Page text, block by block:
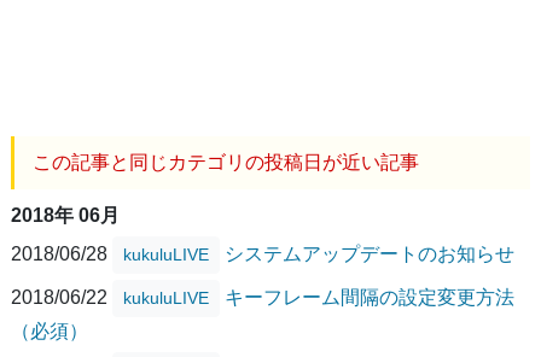
この記事と同じカテゴリの投稿日が近い記事
2018年 06月
2018/06/28
kukuluLIVE システムアップデートのお知らせ
2018/06/22 kukuluLIVE
キーフレーム間隔の設定変更方法
（必須）